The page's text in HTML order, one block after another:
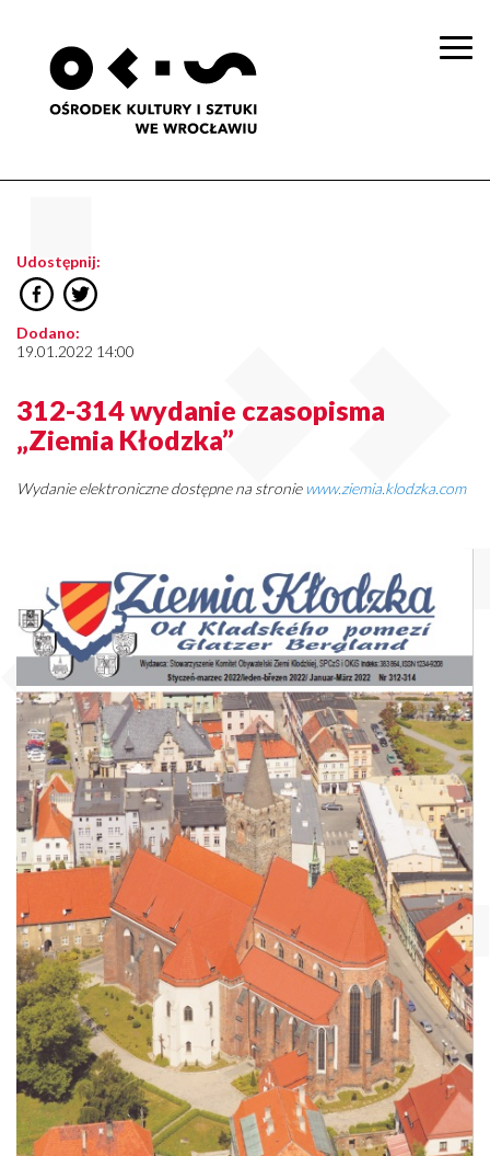
Udostępnij:
Dodano:
19.01.2022 14:00
312-314 wydanie czasopisma
„Ziemia Kłodzka”
Wydanie elektroniczne dostępne na stronie www.ziemia.klodzka.com